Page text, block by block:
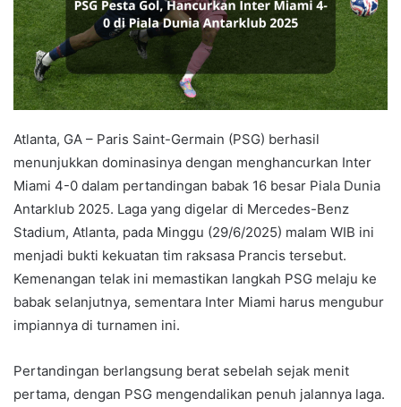
Atlanta, GA – Paris Saint-Germain (PSG) berhasil
menunjukkan dominasinya dengan menghancurkan Inter
Miami 4-0 dalam pertandingan babak 16 besar Piala Dunia
Antarklub 2025. Laga yang digelar di Mercedes-Benz
Stadium, Atlanta, pada Minggu (29/6/2025) malam WIB ini
menjadi bukti kekuatan tim raksasa Prancis tersebut.
Kemenangan telak ini memastikan langkah PSG melaju ke
babak selanjutnya, sementara Inter Miami harus mengubur
impiannya di turnamen ini.
Pertandingan berlangsung berat sebelah sejak menit
pertama, dengan PSG mengendalikan penuh jalannya laga.